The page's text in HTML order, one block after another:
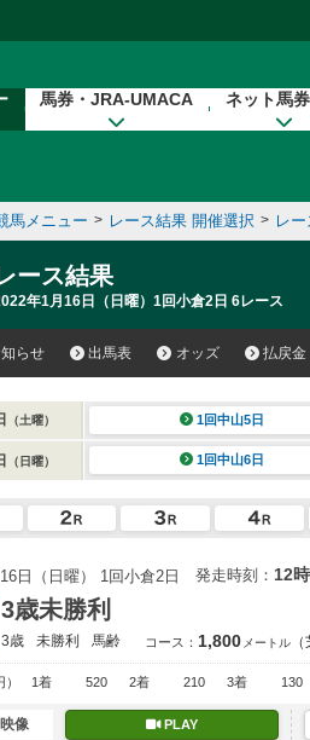
馬券・JRA-UMACA ネット馬
馬メニュー > レース結果 開催選択 > レ
ース結果
年1月16日（日曜）1回小倉2日 6レース
らせ 出馬表 オッズ 払戻金
（土曜） 1回中山5日
（日曜） 1回中山6日
日（日曜） 1回小倉2日 発走時刻： 12
3歳未勝利
3歳 未勝利 馬齢 コース： 1,800 メートル
） 1着 520 2着 210 3着 130
像 PLAY